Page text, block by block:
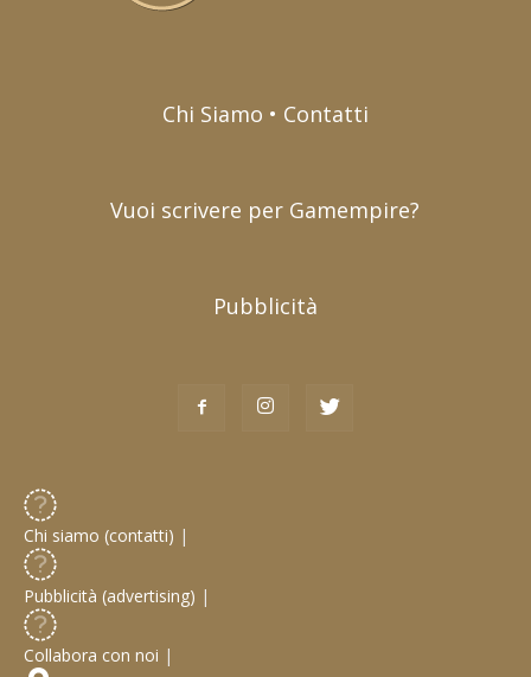
Chi Siamo • Contatti
Vuoi scrivere per Gamempire?
Pubblicità
Chi siamo (contatti) |
Pubblicità (advertising) |
Collabora con noi |